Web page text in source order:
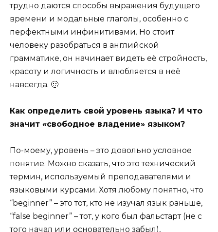
трудно даются способы выражения будущего
времени и модальные глаголы, особенно с
перфектными инфинитивами. Но стоит
человеку разобраться в английской
грамматике, он начинает видеть её стройность,
красоту и логичность и влюбляется в неё
навсегда. 🙂
Как определить свой уровень языка? И что
значит «свободное владение» языком?
По-моему, уровень – это довольно условное
понятие. Можно сказать, что это технический
термин, используемый преподавателями и
языковыми курсами. Хотя любому понятно, что
“beginner” – это тот, кто не изучал язык раньше,
“false beginner” – тот, у кого был фальстарт (не с
того начал или основательно забыл),